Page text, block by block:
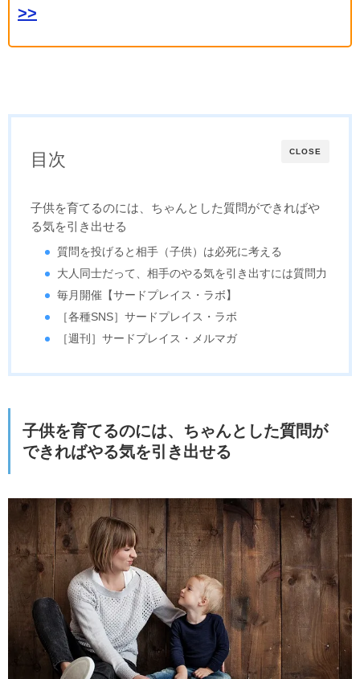
>>
CLOSE
目次
子供を育てるのには、ちゃんとした質問ができればや
る気を引き出せる
質問を投げると相手（子供）は必死に考える
大人同士だって、相手のやる気を引き出すには質問力
毎月開催【サードプレイス・ラボ】
［各種SNS］サードプレイス・ラボ
［週刊］サードプレイス・メルマガ
子供を育てるのには、ちゃんとした質問が
できればやる気を引き出せる